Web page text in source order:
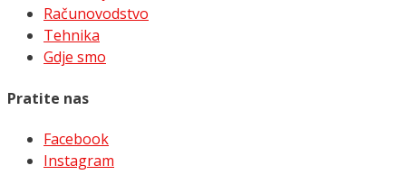
Računovodstvo
Tehnika
Gdje smo
Pratite nas
Facebook
Instagram